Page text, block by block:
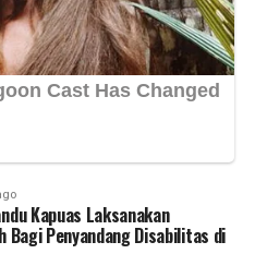
Twitter/X 0
Kapuas Laksanakan
Bagi Penyandang Disabilitas di